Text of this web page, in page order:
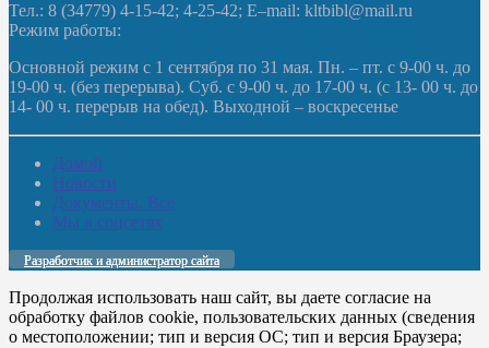
Тел.: 8 (34779) 4-15-42; 4-25-42; E–mail: kltbibl@mail.ru
Режим работы:
Основной режим с 1 сентября по 31 мая. Пн. – пт. с 9-00 ч. до
19-00 ч. (без перерыва). Суб. с 9-00 ч. до 17-00 ч. (с 13- 00 ч. до
14- 00 ч. перерыв на обед). Выходной – воскресенье
Домой
Новости
Документы. Все
Мы в соцсетях
Разработчик и администратор сайта
Продолжая использовать наш сайт, вы даете согласие на
обработку файлов cookie, пользовательских данных (сведения
о местоположении; тип и версия ОС; тип и версия Браузера;